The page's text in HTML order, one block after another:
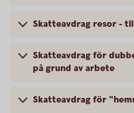
Skatteavdrag resor -
Skatteavdrag för
på grund av arbete
Skatteavdrag för